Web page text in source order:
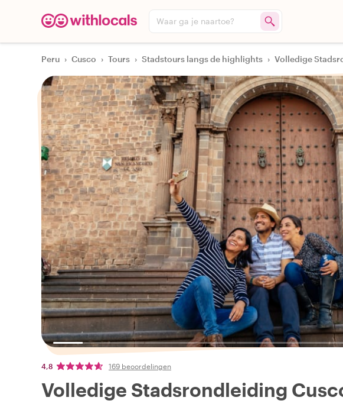
Waar ga je naartoe?
Peru › Cusco › Tours › Stadstours langs de highlights › Volledige
4,8 169 beoordelingen
Volledige Stadsrondleiding